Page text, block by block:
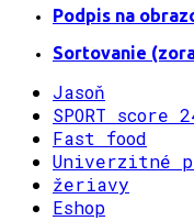
Podpis na
Sortovanie
Jasoň
SPORT score
Fast food
Univerzitné
žeriavy
Eshop